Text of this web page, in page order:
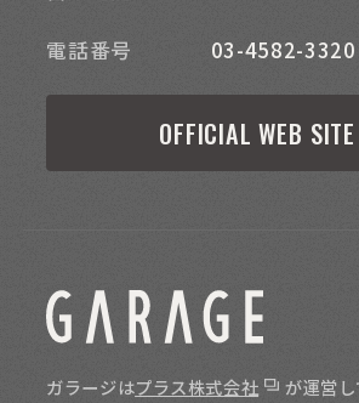
電話番号 03-4582-3320
OFFICIAL WEB SITE
ガラージはプラス株式会社 が運営し